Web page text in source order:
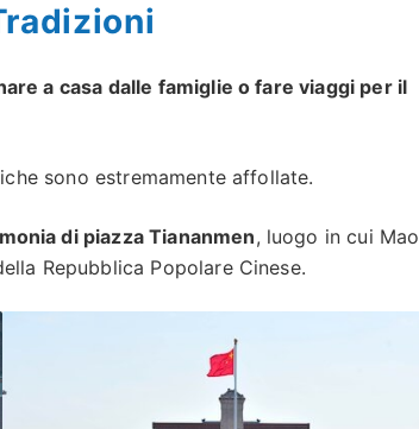
a casa dalle famiglie o fare viaggi per il
sono estremamente affollate.
di piazza Tiananmen, luogo in cui Mao
Repubblica Popolare Cinese.